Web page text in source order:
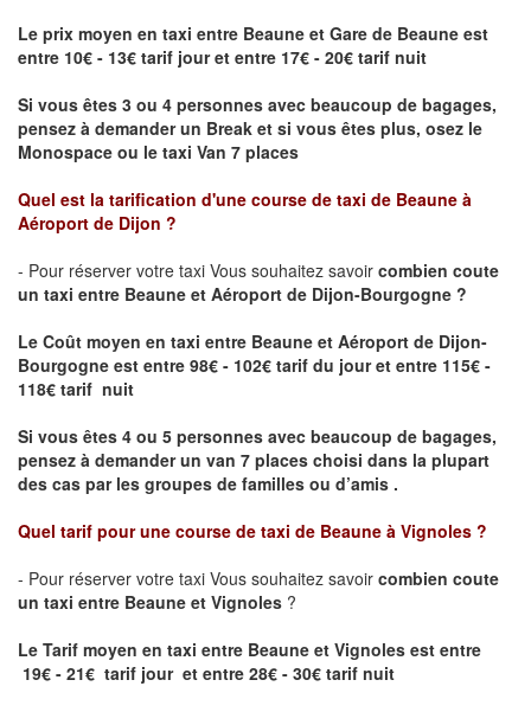
Le prix moyen en taxi entre Beaune et Gare de Beaune est
entre 10€ - 13€ tarif jour et entre 17€ - 20€ tarif nuit
Si vous êtes 3 ou 4 personnes avec beaucoup de bagages,
pensez à demander un Break et si vous êtes plus, osez le
Monospace ou le taxi Van 7 places
Quel est la tarification d'une course de taxi de Beaune à
Aéroport de Dijon ?
- Pour réserver votre taxi Vous souhaitez savoir combien coute
un taxi entre Beaune et Aéroport de Dijon-Bourgogne ?
Le Coût moyen en taxi entre Beaune et Aéroport de Dijon-
Bourgogne est entre 98€ - 102€ tarif du jour et entre 115€ -
118€ tarif nuit
Si vous êtes 4 ou 5 personnes avec beaucoup de bagages,
pensez à demander un van 7 places choisi dans la plupart
des cas par les groupes de familles ou d’amis .
Quel tarif pour une course de taxi de Beaune à Vignoles ?
- Pour réserver votre taxi Vous souhaitez savoir combien coute
un taxi entre Beaune et Vignoles ?
Le Tarif moyen en taxi entre Beaune et Vignoles est entre
19€ - 21€ tarif jour et entre 28€ - 30€ tarif nuit